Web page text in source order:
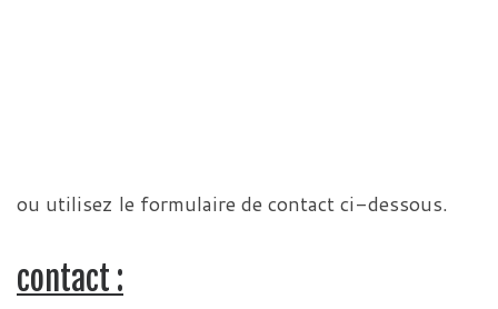
ou utilisez le formulaire de contact ci-dessous.
contact :